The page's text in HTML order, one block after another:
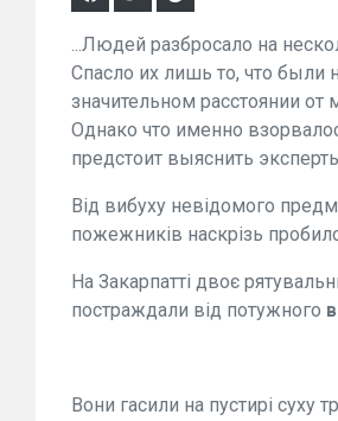
...Людей разбросало на
Спасло их лишь то, что были
значительном расстоянии от
Однако что именно
предстоит выяснить
Від вибуху невідомого
пожежників наскрізь
На Закарпатті двоє
постраждали від потужного
Вони гасили на пустирі суху